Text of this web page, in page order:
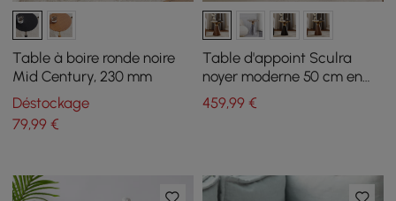
Table à boire ronde noire
Mid Century, 230 mm
Déstockage
79,99 €
Table d'appoint Sculra
noyer moderne 50 cm en
pierre frittée à pied central
459,99€